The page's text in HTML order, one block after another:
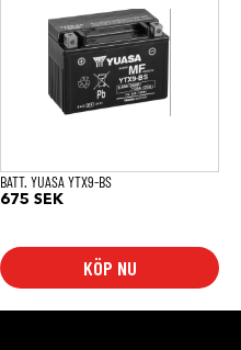
BATT. YUASA YTX9-BS
675 SEK
KÖP NU